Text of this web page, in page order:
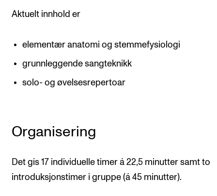
Aktuelt innhold er
elementær anatomi og stemmefysiologi
grunnleggende sangteknikk
solo- og øvelsesrepertoar
Organisering
Det gis 17 individuelle timer á 22,5 minutter samt to
introduksjonstimer i gruppe (á 45 minutter).